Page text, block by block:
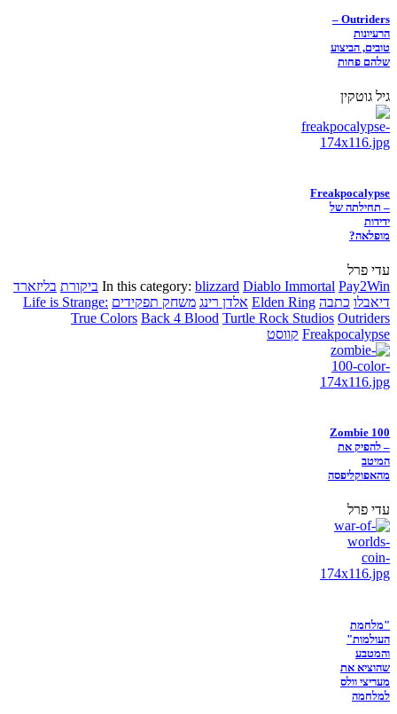
Outriders –
הרעיונות
טובים, הביצוע
שלהם פחות
גיל גוטקין
Freakpocalypse
– תחילתה של
ידידות
מופלאה?
עדי פרל
In this category: blizzard Diablo Immortal Pay2Win ביקורת בליזארד
דיאבלו כתבה Elden Ring אלדן רינג משחק תפקידים Life is Strange:
True Colors Back 4 Blood Turtle Rock Studios Outriders
Freakpocalypse קווסט
Zombie 100
– להפיק את
המיטב
מהאפוקליפסה
עדי פרל
"מלחמת
העולמות"
והמטבע
שהוציא את
מעריצי וולס
למלחמה